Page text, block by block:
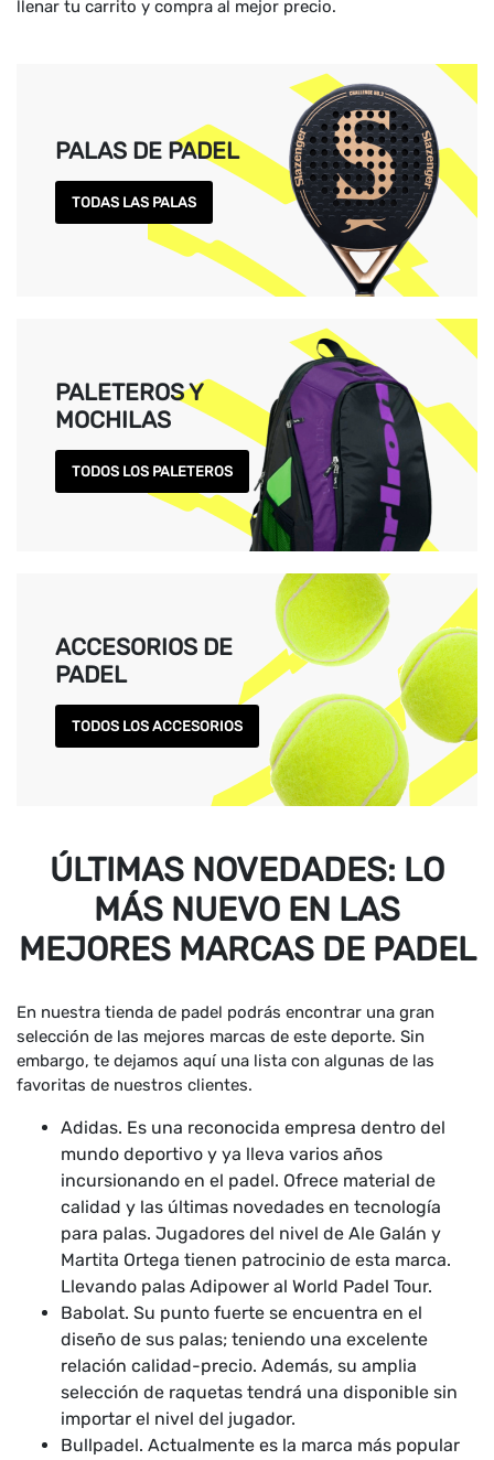
llenar tu carrito y compra al mejor precio.
PALAS DE PADEL
TODAS LAS PALAS
PALETEROS Y
MOCHILAS
TODOS LOS PALETEROS
ACCESORIOS DE
PADEL
TODOS LOS ACCESORIOS
ÚLTIMAS NOVEDADES: LO
MÁS NUEVO EN LAS
MEJORES MARCAS DE PADEL
En nuestra tienda de padel podrás encontrar una gran
selección de las mejores marcas de este deporte. Sin
embargo, te dejamos aquí una lista con algunas de las
favoritas de nuestros clientes.
Adidas. Es una reconocida empresa dentro del
mundo deportivo y ya lleva varios años
incursionando en el padel. Ofrece material de
calidad y las últimas novedades en tecnología
para palas. Jugadores del nivel de Ale Galán y
Martita Ortega tienen patrocinio de esta marca.
Llevando palas Adipower al World Padel Tour.
Babolat. Su punto fuerte se encuentra en el
diseño de sus palas; teniendo una excelente
relación calidad-precio. Además, su amplia
selección de raquetas tendrá una disponible sin
importar el nivel del jugador.
Bullpadel. Actualmente es la marca más popular